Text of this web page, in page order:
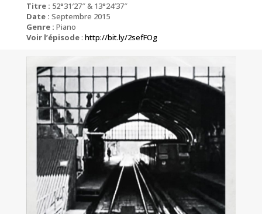
Titre : 52°31′27″ & 13°24′37″
Date : Septembre 2015
Genre : Piano
Voir l’épisode: http://bit.ly/2sefFOg